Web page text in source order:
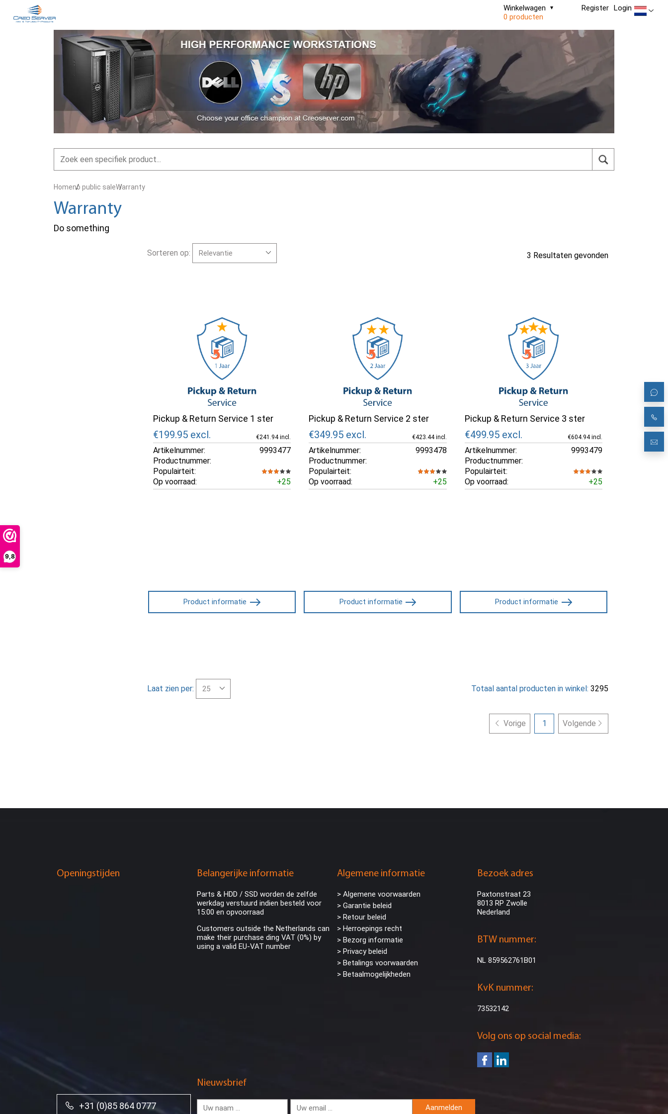
9,8
Register Login
Winkelwagen
0 producten
Homeno public saleWarranty
Warranty
Do something
Sorteren op: 3 Resultaten gevonden
Pickup & Return Service 1 ster
€199.95 excl. €241.94 incl.
Artikelnummer:
9993477
Productnummer:
Populairteit:
Op voorraad:
+25
Product informatie
Pickup & Return Service 2 ster
€349.95 excl. €423.44 incl.
Artikelnummer:
9993478
Productnummer:
Populairteit:
Op voorraad:
+25
Product informatie
Pickup & Return Service 3 ster
€499.95 excl. €604.94 incl.
Artikelnummer:
9993479
Productnummer:
Populairteit:
Op voorraad:
+25
Product informatie
Laat zien per: Totaal aantal producten in winkel: 3295
Vorige 1 Volgende
Openingstijden Belangerijke informatie
Parts & HDD / SSD worden de zelfde
werkdag verstuurd indien besteld voor
15:00 en opvoorraad
Customers outside the Netherlands can
make their purchase ding VAT (0%) by
using a valid EU-VAT number
Algemene informatie
> Algemene voorwaarden
> Garantie beleid
> Retour beleid
> Herroepings recht
> Bezorg informatie
> Privacy beleid
> Betalings voorwaarden
> Betaalmogelijkheden
Bezoek adres
Paxtonstraat 23
8013 RP Zwolle
Nederland
BTW nummer:
NL 859562761B01
KvK nummer:
73532142
Volg ons op social media:
+31 (0)85 864 0777
Nieuwsbrief
Aanmelden